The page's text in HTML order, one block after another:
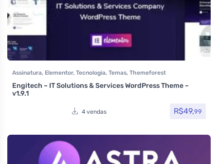
Assinatura, Elementor, Tecnologia, Temas, Themeforest
Engitech – IT Solutions & Services WordPress Theme –
v1.9.1
4 vendas R$49,99